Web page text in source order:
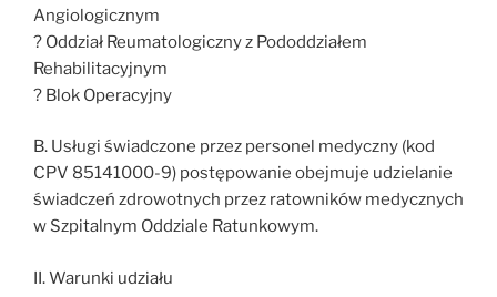
Angiologicznym
? Oddział Reumatologiczny z Pododdziałem
Rehabilitacyjnym
? Blok Operacyjny
B. Usługi świadczone przez personel medyczny (kod
CPV 85141000-9) postępowanie obejmuje udzielanie
świadczeń zdrowotnych przez ratowników medycznych
w Szpitalnym Oddziale Ratunkowym.
II. Warunki udziału